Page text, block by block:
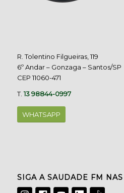
R. Tolentino Filgueiras, 119
6º Andar – Gonzaga – Santos/SP
CEP 11060-471
T.13 98844-0997
WHATSAPP
SIGA A SAUDADE FM